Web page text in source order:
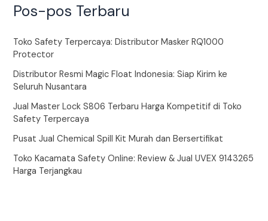
Pos-pos Terbaru
Toko Safety Terpercaya: Distributor Masker RQ1000
Protector
Distributor Resmi Magic Float Indonesia: Siap Kirim ke
Seluruh Nusantara
Jual Master Lock S806 Terbaru Harga Kompetitif di Toko
Safety Terpercaya
Pusat Jual Chemical Spill Kit Murah dan Bersertifikat
Toko Kacamata Safety Online: Review & Jual UVEX 9143265
Harga Terjangkau